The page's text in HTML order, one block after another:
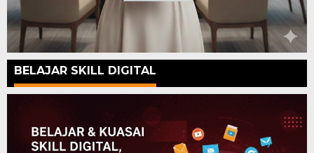
BELAJAR SKILL DIGITAL